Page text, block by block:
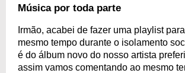
Música por toda parte
Irmão, acabei de fazer uma playlist
mesmo tempo durante o isolamento
é do álbum novo do nosso artista
assim vamos comentando ao mesmo